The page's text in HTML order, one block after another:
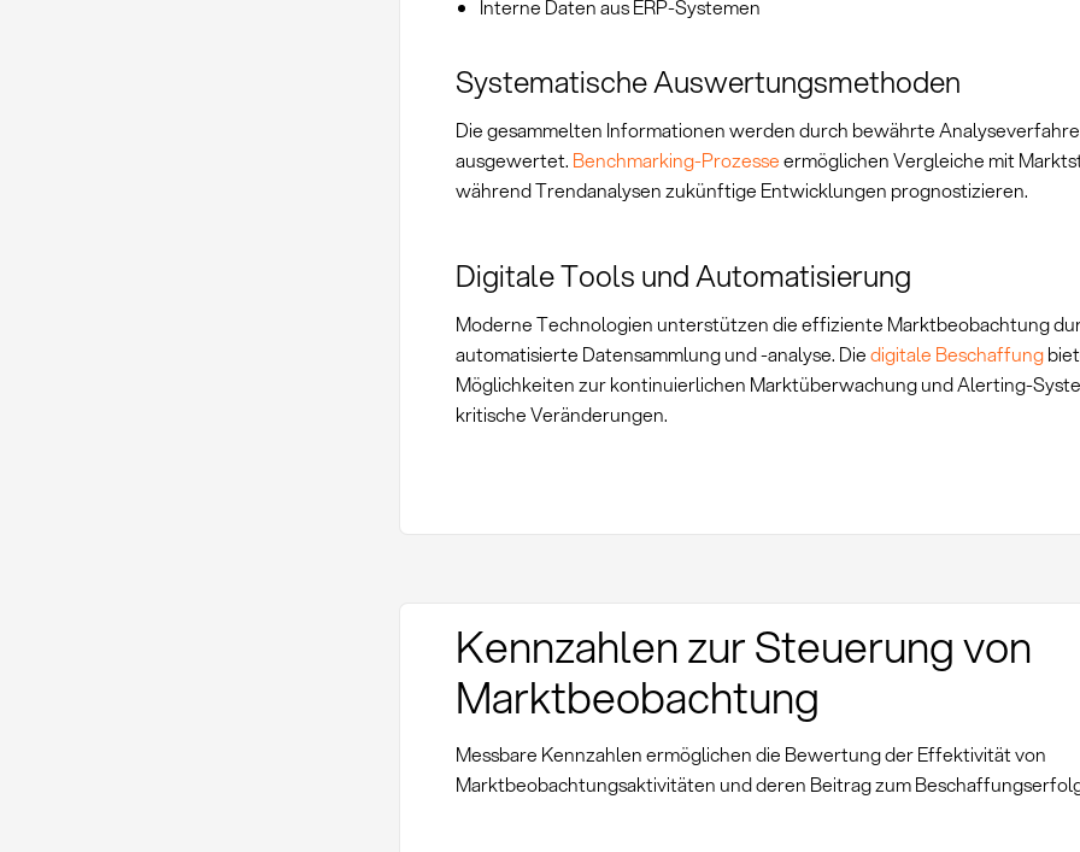
Interne Daten aus ERP-Systemen
Systematische Auswertungsmethoden
Die gesammelten Informationen werden durch bewährte
ausgewertet. Benchmarking-Prozesseermöglichen Vergleiche mit
während Trendanalysen zukünftige Entwicklungen prognostizieren.
Digitale Tools und Automatisierung
Moderne Technologien unterstützen die effiziente Marktbeobachtung
automatisierte Datensammlung und -analyse. Diedigitale Beschaffung
Möglichkeiten zur kontinuierlichen Marktüberwachung und Alerting-
kritische Veränderungen.
Kennzahlen zur Steuerung von
Marktbeobachtung
Messbare Kennzahlen ermöglichen die Bewertung der Effektivität von
Marktbeobachtungsaktivitäten und deren Beitrag zum